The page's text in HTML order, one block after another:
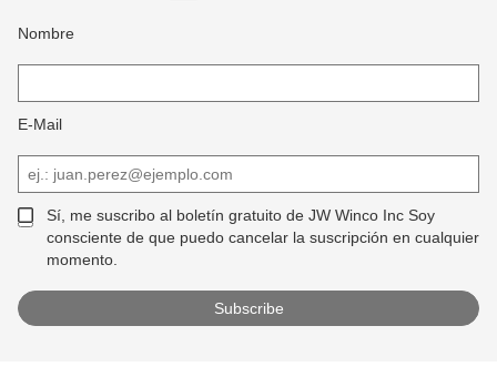
Nombre
E-Mail
Sí, me suscribo al boletín gratuito de JW Winco Inc Soy
consciente de que puedo cancelar la suscripción en cualquier
momento.